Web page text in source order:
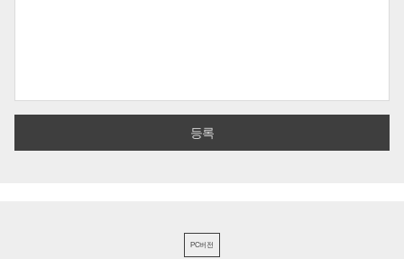
PC버전